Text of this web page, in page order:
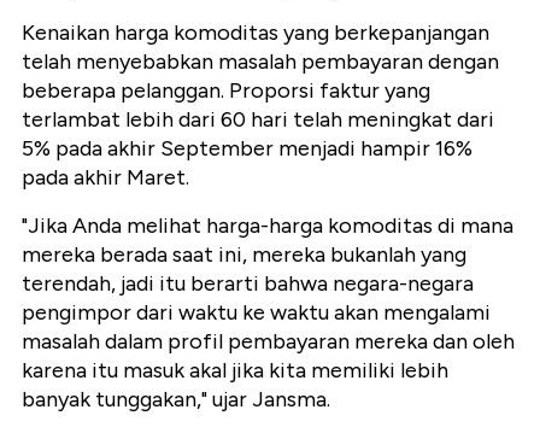
Kenaikan harga komoditas yang berkepanjangan
telah menyebabkan masalah pembayaran dengan
beberapa pelanggan. Proporsi faktur yang
terlambat lebih dari 60 hari telah meningkat dari
5% pada akhir September menjadi hampir 16%
pada akhir Maret.
"Jika Anda melihat harga-harga komoditas di mana
mereka berada saat ini, mereka bukanlah yang
terendah, jadi itu berarti bahwa negara-negara
pengimpor dari waktu ke waktu akan mengalami
masalah dalam profil pembayaran mereka dan oleh
karena itu masuk akal jika kita memiliki lebih
banyak tunggakan," ujar Jansma.